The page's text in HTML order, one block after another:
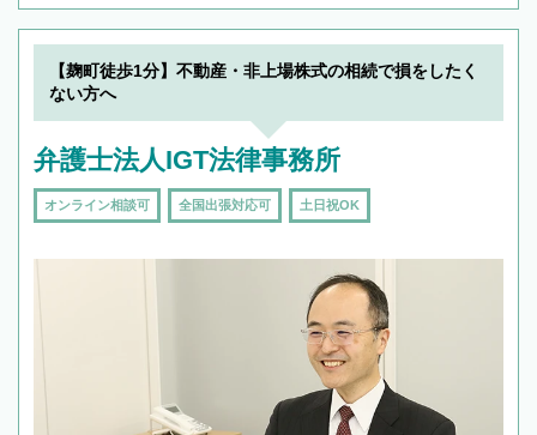
【麹町徒歩1分】不動産・非上場株式の相続で損をしたく
ない方へ
弁護士法人IGT法律事務所
オンライン相談可 全国出張対応可 土日祝OK